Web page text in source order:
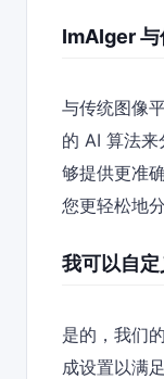
ImAIger 与
与传统图像
的 AI 算法
够提供更准
您更轻松地
我可以自定
是的，我们
成设置以满